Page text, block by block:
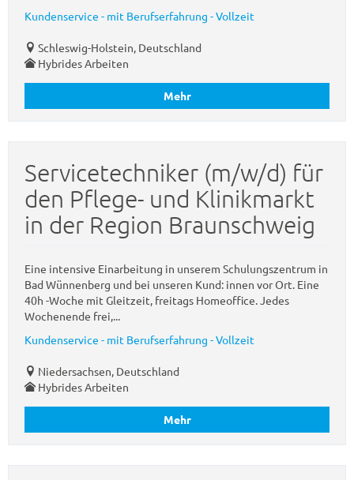
Kundenservice - mit Berufserfahrung - Vollzeit
Schleswig-Holstein, Deutschland
Hybrides Arbeiten
Mehr
Servicetechniker (m/w/d) für
den Pflege- und Klinikmarkt
in der Region Braunschweig
Eine intensive Einarbeitung in unserem Schulungszentrum in
Bad Wünnenberg und bei unseren Kund: innen vor Ort. Eine
40h -Woche mit Gleitzeit, freitags Homeoffice. Jedes
Wochenende frei,...
Kundenservice - mit Berufserfahrung - Vollzeit
Niedersachsen, Deutschland
Hybrides Arbeiten
Mehr